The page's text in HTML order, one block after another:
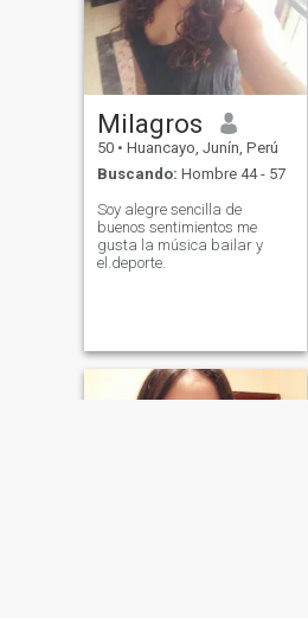
Milagros
50 • Huancayo, Junín, Perú
Buscando: Hombre 44 - 57
Soy alegre sencilla de
buenos sentimientos me
gusta la música bailar y
el.deporte.